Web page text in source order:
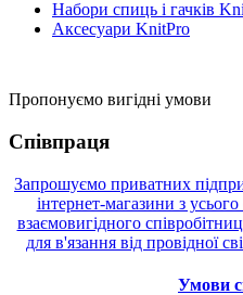
Набори спиць і гачків
Аксесуари KnitPro
Пропонуємо вигідні умови
Співпраця
Запрошуємо приватних
інтернет-магазини з
взаємовигідного
для в'язання від провідної
Умови